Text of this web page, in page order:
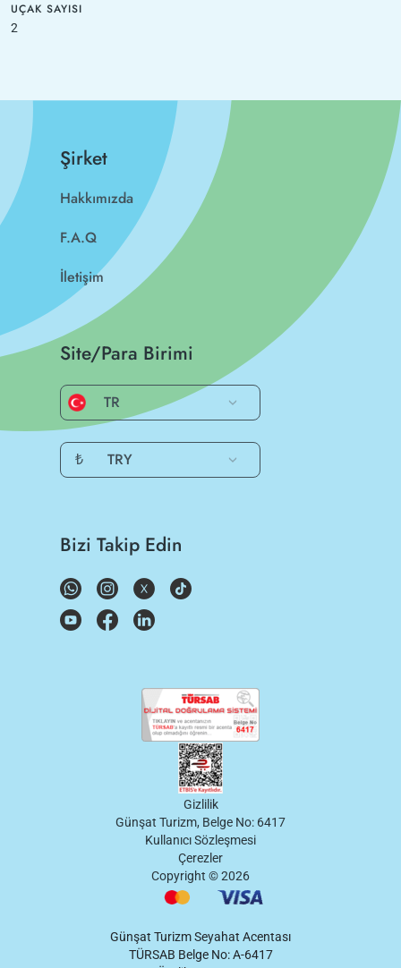
UÇAK SAYISI
2
Şirket
Hakkımızda
F.A.Q
İletişim
Site/Para Birimi
TR
₺ TRY
Bizi Takip Edin
Gizlilik
Günşat Turizm, Belge No: 6417
Kullanıcı Sözleşmesi
Çerezler
Copyright ©2026
Günşat Turizm Seyahat Acentası
TÜRSAB Belge No: A-6417